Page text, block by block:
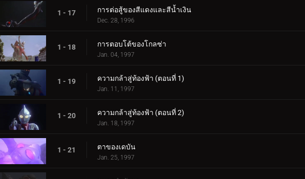
1 - 17 การต่อสู้ของสีแดงและสีน้ำเงิน
Dec. 28, 1996
1 - 18 การตอบโต้ของโกลซ่า
Jan. 04, 1997
1 - 19 ความกล้าสู่ท้องฟ้า (ตอนที่ 1)
Jan. 11, 1997
1 - 20 ความกล้าสู่ท้องฟ้า (ตอนที่ 2)
Jan. 18, 1997
1 - 21 ตาของเดบัน
Jan. 25, 1997